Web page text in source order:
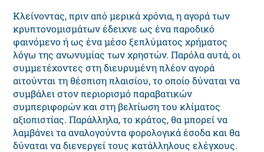
Κλείνοντας, πριν από μερικά χρόνια, η αγορά των
κρυπτονομισμάτων έδειχνε ως ένα παροδικό
φαινόμενο ή ως ένα μέσο ξεπλύματος χρήματος
λόγω της ανωνυμίας των χρηστών. Παρόλα αυτά, οι
συμμετέχοντες στη διευρυμένη πλέον αγορά
αιτούνται τη θέσπιση πλαισίου, το οποίο δύναται να
συμβάλει στον περιορισμό παραβατικών
συμπεριφορών και στη βελτίωση του κλίματος
αξιοπιστίας. Παράλληλα, το κράτος, θα μπορεί να
λαμβάνει τα αναλογούντα φορολογικά έσοδα και θα
δύναται να διενεργεί τους κατάλληλους ελέγχους.